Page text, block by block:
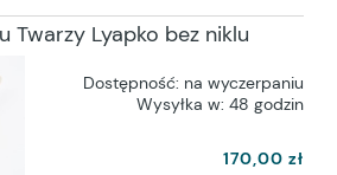
Twarzy Lyapko bez niklu
Dostępność: na wyczerpaniu
Wysyłka w: 48 godzin
170,00 zł